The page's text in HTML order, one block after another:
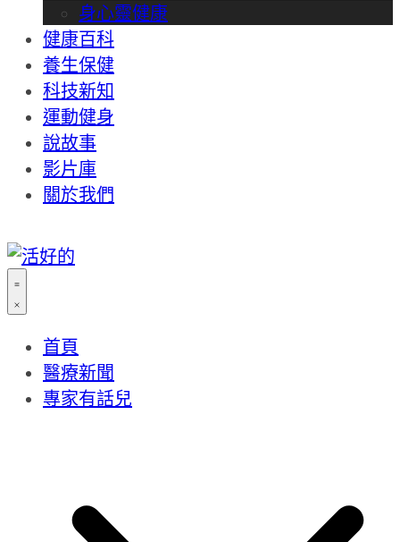
身心靈健康
健康百科
養生保健
科技新知
運動健身
說故事
影片庫
關於我們
首頁
醫療新聞
專家有話兒